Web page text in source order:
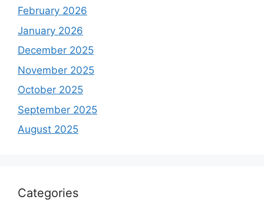
February 2026
January 2026
December 2025
November 2025
October 2025
September 2025
August 2025
Categories